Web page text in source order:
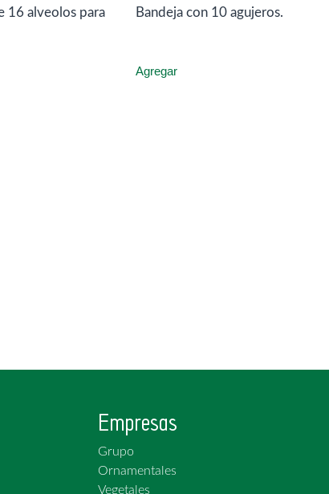
16 alveolos para
Bandeja con 10 agujeros.
Agregar
Empresas
Grupo
Ornamentales
Vegetales